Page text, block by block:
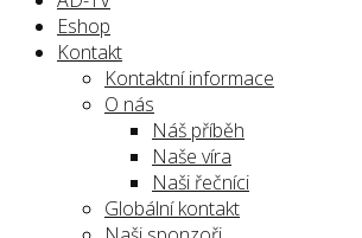
Eshop
Kontakt
Kontaktní informace
O nás
Náš příběh
Naše víra
Naši řečníci
Globální kontakt